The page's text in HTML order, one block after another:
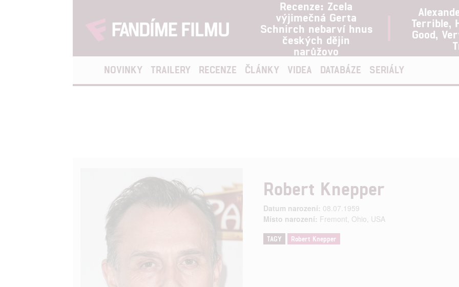
Recenze: Zcela
výjimečná Gerta
Schnirch nebarví hnus
českých dějin
narůžovo
Terrible,
Good,
NOVINKY TRAILERY RECENZE ČLÁNKY VIDEA DATABÁZE SERIÁLY
Robert Knepper
Datum narození: 08.07.1959
Místo narození: Fremont, Ohio, USA
TAGY Robert Knepper